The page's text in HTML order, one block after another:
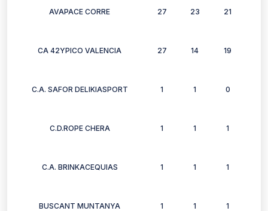
AVAPACE CORRE 27 23 21
CA 42YPICO VALENCIA 27 14 19
C.A. SAFOR DELIKIASPORT 1 1 0
C.D.ROPE CHERA 1 1 1
C.A. BRINKACEQUIAS 1 1 1
BUSCANT MUNTANYA 1 1 1